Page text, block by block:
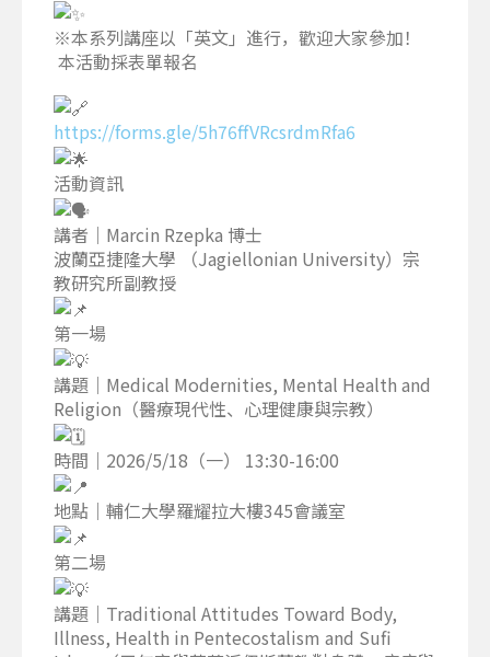
※本系列講座以「英文」進行，歡迎大家參加！
本活動採表單報名
https://forms.gle/5h76ffVRcsrdmRfa6
活動資訊
講者｜Marcin Rzepka 博士
波蘭亞捷隆大學 （Jagiellonian University）宗
教研究所副教授
第一場
講題｜Medical Modernities, Mental Health and
Religion（醫療現代性、心理健康與宗教）
時間｜2026/5/18（一） 13:30-16:00
地點｜輔仁大學羅耀拉大樓345會議室
第二場
講題｜Traditional Attitudes Toward Body,
Illness, Health in Pentecostalism and Sufi